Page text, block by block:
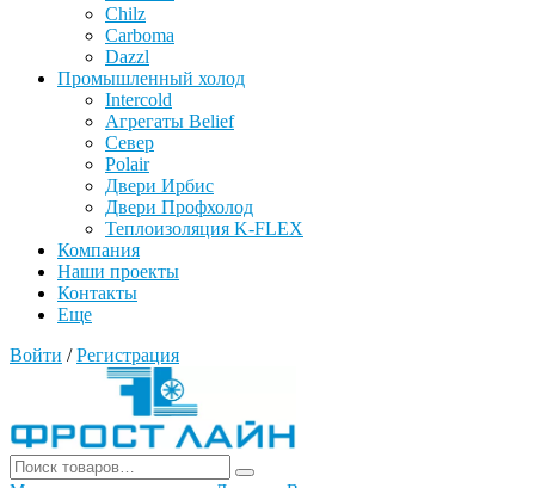
Chilz
Carboma
Dazzl
Промышленный холод
Intercold
Агрегаты Belief
Север
Polair
Двери Ирбис
Двери Профхолод
Теплоизоляция K-FLEX
Компания
Наши проекты
Контакты
Еще
Войти / Регистрация